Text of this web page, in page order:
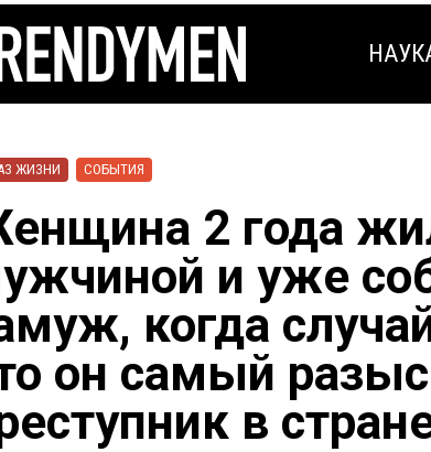
ЖИЗНИ СОБЫТИЯ
2 года
и уже
когда
он самый
в